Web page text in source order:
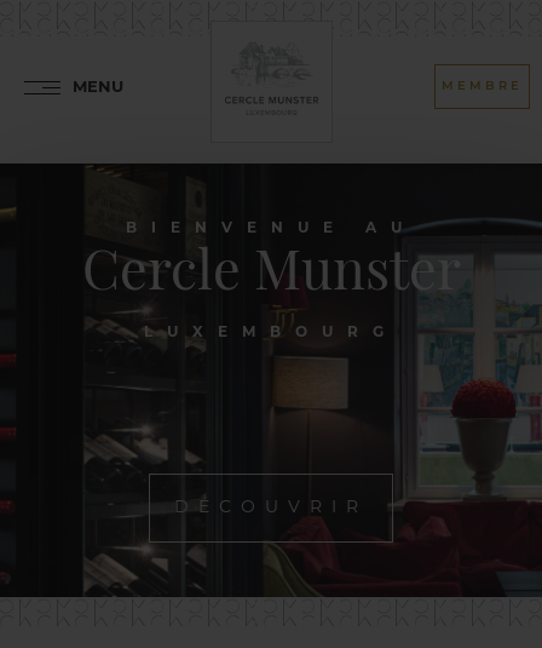
MENU MEMBRE
BIENVENUE AU
Cercle Munster
LUXEMBOURG
DÉCOUVRIR